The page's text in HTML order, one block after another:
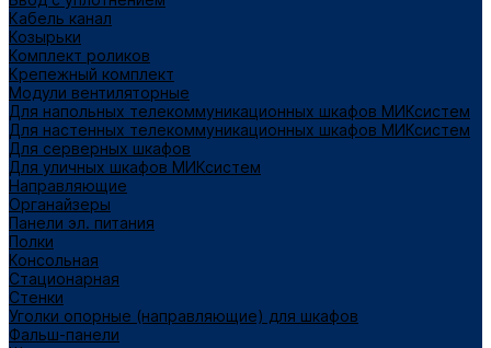
Кабель канал
Козырьки
Комплект роликов
Крепежный комплект
Модули вентиляторные
Для напольных телекоммуникационных шкафов МИКсистем
Для настенных телекоммуникационных шкафов МИКсистем
Для серверных шкафов
Для уличных шкафов МИКсистем
Направляющие
Органайзеры
Панели эл. питания
Полки
Консольная
Стационарная
Стенки
Уголки опорные (направляющие) для шкафов
Фальш-панели